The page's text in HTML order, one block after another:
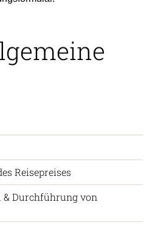
Reisepreises
Durchführung von